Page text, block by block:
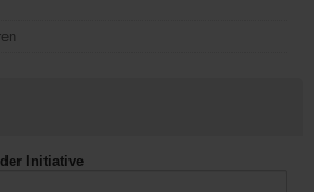
Initiative